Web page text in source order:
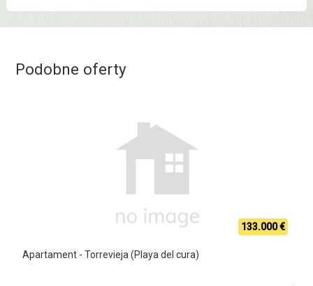
Podobne oferty
133.000 €
Apartament - Torrevieja (Playa del cura)